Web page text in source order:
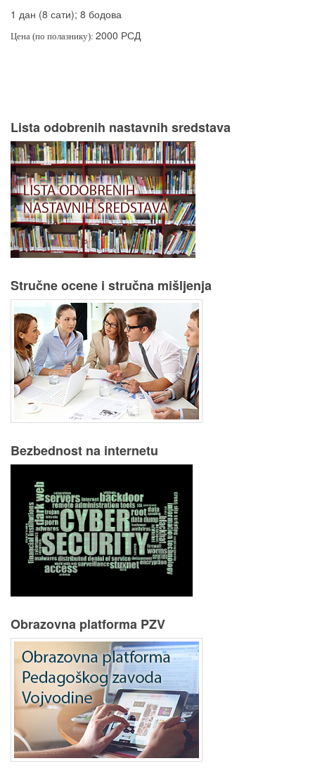
1 дан (8 сати); 8 бодова
Цена (по полазнику): 2000 РСД
Lista odobrenih nastavnih sredstava
Stručne ocene i stručna mišljenja
Bezbednost na internetu
Obrazovna platforma PZV